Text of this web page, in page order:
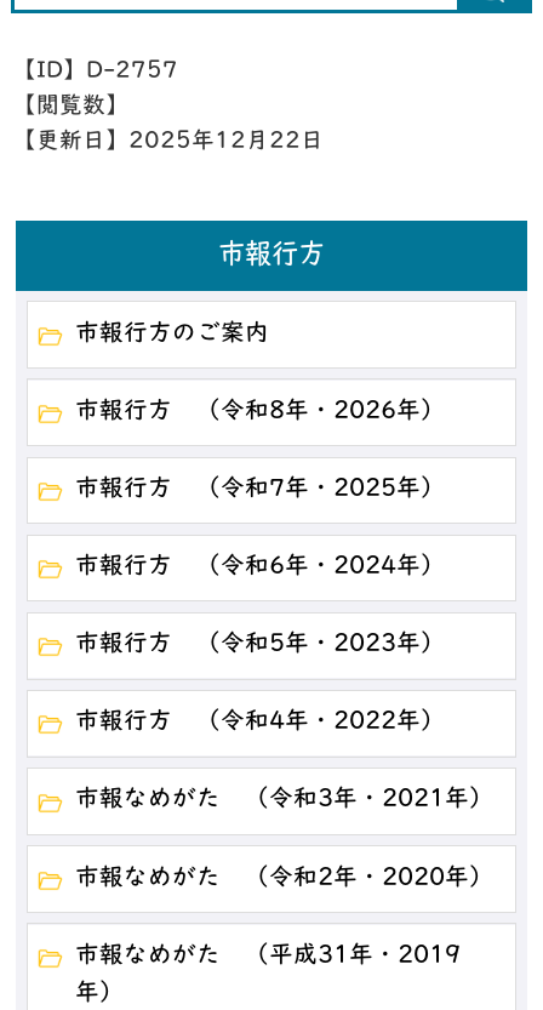
【ID】 D-2757
【閲覧数】
【更新日】 2025年12月22日
市報行方
市報行方のご案内
市報行方 （令和8年・2026年）
市報行方 （令和7年・2025年）
市報行方 （令和6年・2024年）
市報行方 （令和5年・2023年）
市報行方 （令和4年・2022年）
市報なめがた （令和3年・2021年）
市報なめがた （令和2年・2020年）
市報なめがた （平成31年・2019
年）